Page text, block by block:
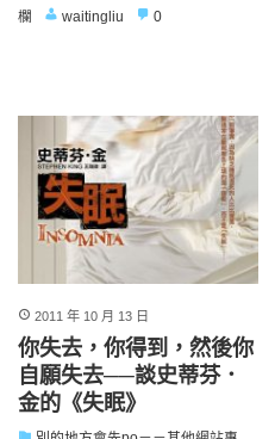
欄
waitingliu 0
2011 年 10 月 13 日
你失去，你得到，然後你
自願失去──談史蒂芬．
金的《失眠》